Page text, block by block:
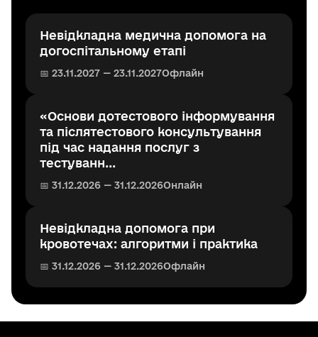
Невідкладна медична допомога на
догоспітальному етапі
📅 23.11.2027 — 23.11.2027Офлайн
«Основи дотестового інформування
та післятестового консультування
під час надання послуг з
тестуванн...
📅 31.12.2026 — 31.12.2026Онлайн
Невідкладна допомога при
кровотечах: алгоритми і практика
📅 31.12.2026 — 31.12.2026Офлайн